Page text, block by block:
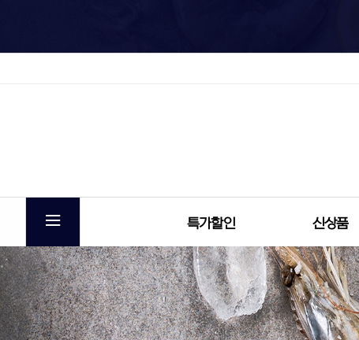
특가할인 신상품